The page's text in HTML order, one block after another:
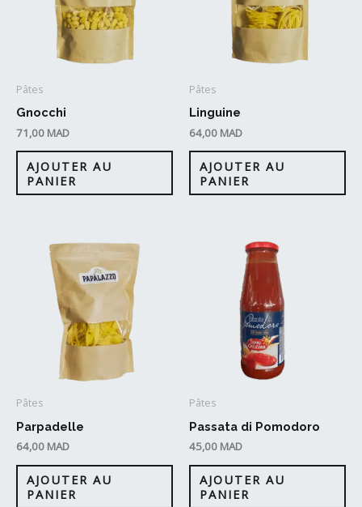
Pâtes
Gnocchi
71,00 MAD
AJOUTER AU
PANIER
Pâtes
Linguine
64,00 MAD
AJOUTER AU
PANIER
Pâtes
Parpadelle
64,00 MAD
AJOUTER AU
PANIER
Pâtes
Passata di Pomodoro
45,00 MAD
AJOUTER AU
PANIER